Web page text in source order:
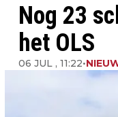
Nog 23
het OLS
06 JUL , 11:22•